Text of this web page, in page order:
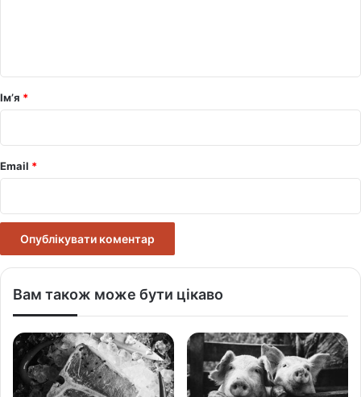
р
*
Ім’я *
Email *
Вам також може бути цікаво